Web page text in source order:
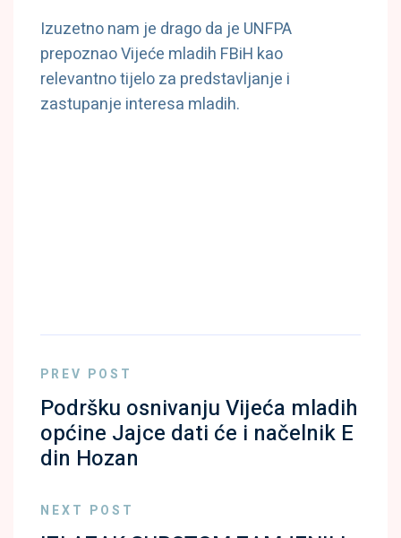
Izuzetno nam je drago da je UNFPA
prepoznao Vijeće mladih FBiH kao
relevantno tijelo za predstavljanje i
zastupanje interesa mladih.
PREV POST
Podršku osnivanju Vijeća mladih
općine Jajce dati će i načelnik E
din Hozan
NEXT POST